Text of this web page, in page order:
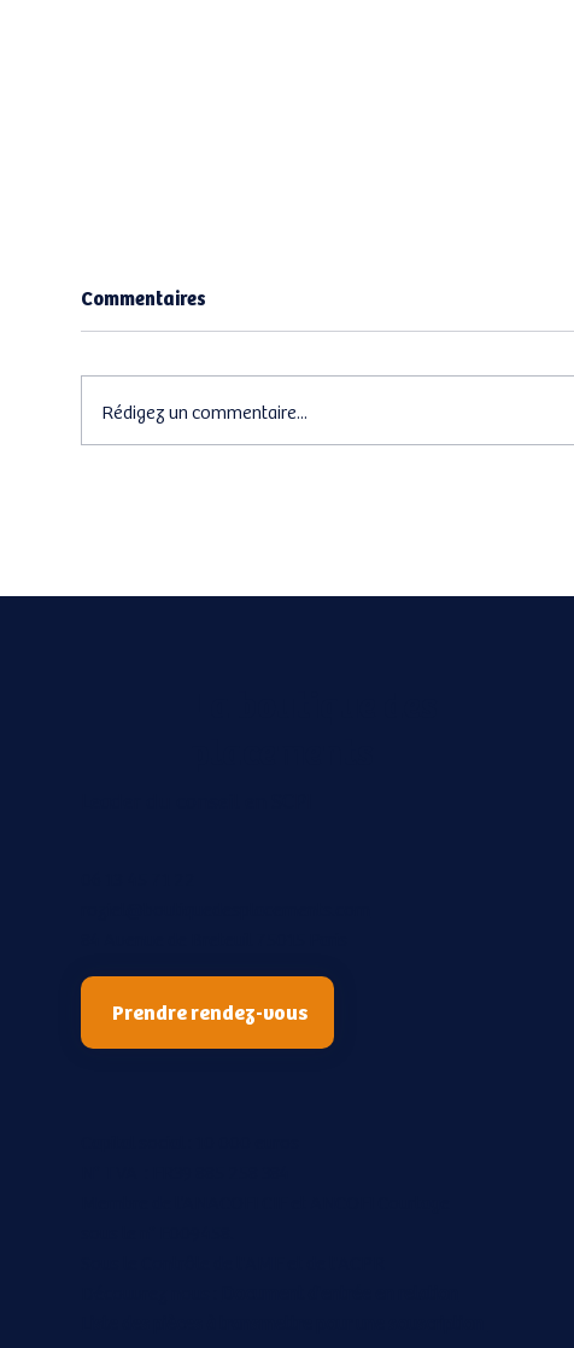
Commentaires
Rédigez un commentaire...
Prendre rendez-vous